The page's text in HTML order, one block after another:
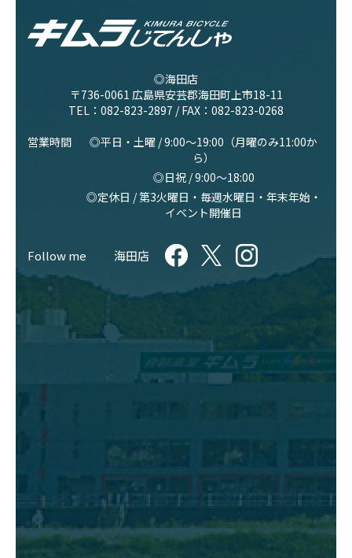
◎海田店
〒736-0061 広島県安芸郡海田町上市18-11
TEL： 082-823-2897 / FAX：082-823-0268
営業時間
◎平日・土曜 / 9:00〜19:00（月曜のみ11:00か
ら）
◎日祝 / 9:00〜18:00
◎定休日 / 第3火曜日・毎週水曜日・年末年始・
イベント開催日
Follow me 海田店